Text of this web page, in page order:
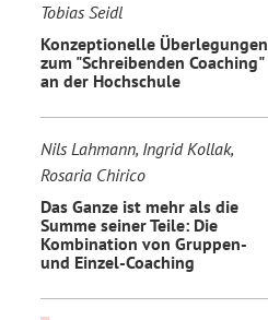
Tobias Seidl
Konzeptionelle Überlegungen
zum "Schreibenden Coaching"
an der Hochschule
Nils Lahmann, Ingrid Kollak,
Rosaria Chirico
Das Ganze ist mehr als die
Summe seiner Teile: Die
Kombination von Gruppen-
und Einzel-Coaching